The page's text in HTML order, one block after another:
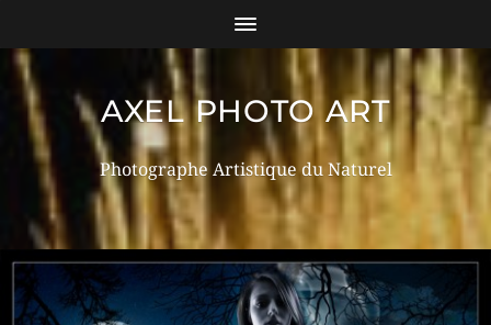
AXEL PHOTO ART
Photographe Artistique du Naturel